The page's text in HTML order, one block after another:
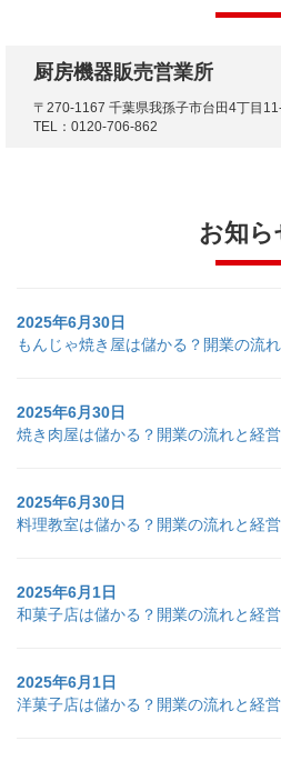
厨房機器販売営業所
〒270-1167 千葉県我孫子市台田4丁目
TEL：0120-706-862
お知ら
2025年6月30日
もんじゃ焼き屋は儲かる？開業の流
2025年6月30日
焼き肉屋は儲かる？開業の流れと経
2025年6月30日
料理教室は儲かる？開業の流れと経
2025年6月1日
和菓子店は儲かる？開業の流れと経
2025年6月1日
洋菓子店は儲かる？開業の流れと経